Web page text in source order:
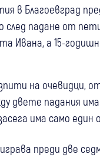
в Благоевград
след падане от
Ивана, а 15-
на очевидци,
двете падания
има само един
преди две